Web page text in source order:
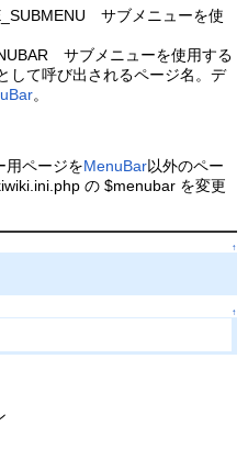
サブメニューを使
サブメニューを使用する
して呼び出されるページ名。デ
。
用ページをMenuBar以外のペー
の $menubar を変更
↑
↑